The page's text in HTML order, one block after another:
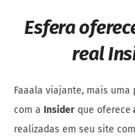
Esfera
real
Faaala viajante, mais uma
com a Insider que oferece
realizadas em seu site